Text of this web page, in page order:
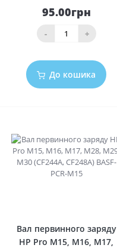
95.00грн
- +
До кошика
Вал первинного заряду
HP Pro M15, M16, M17,